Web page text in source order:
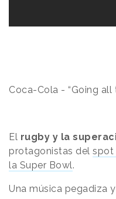
Coca-Cola - “Going all
El rugby y la
protagonistas del spot
la Super Bowl.
Una música pegadiza